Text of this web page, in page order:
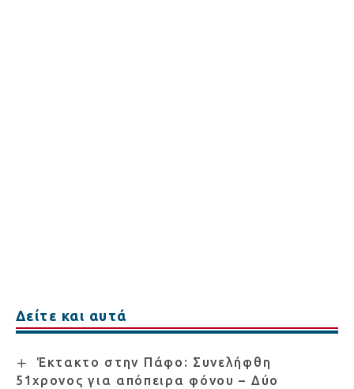
Δείτε και αυτά
Έκτακτο στην Πάφο: Συνελήφθη
51χρονος για απόπειρα φόνου – Δύο